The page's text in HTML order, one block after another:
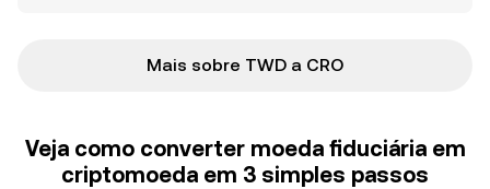
Mais sobre TWD a CRO
Veja como converter moeda fiduciária em
criptomoeda em 3 simples passos